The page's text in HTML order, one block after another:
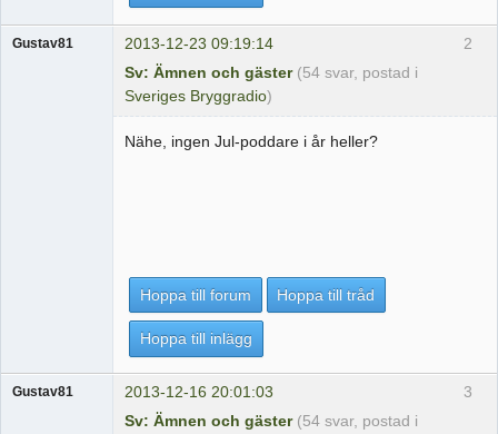
2
Gustav81
2013-12-23 09:19:14
Sv: Ämnen och gäster (54 svar, postad i
Sveriges Bryggradio)
Nähe, ingen Jul-poddare i år heller?
Hoppa till forum Hoppa till tråd
Hoppa till inlägg
3
Gustav81
2013-12-16 20:01:03
Sv: Ämnen och gäster (54 svar, postad i